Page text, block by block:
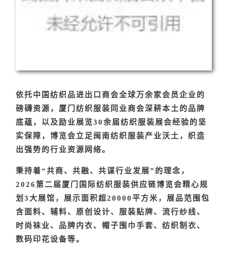
依托中国纺织品进出口商会全球万余家会员企业的
磅礴资源，厦门纺织服装同业商会深耕本土的品牌
底蕴，以及励业展览30余届纺织服装展会经验的坚
实保障，博览会立足闽南纺织服装产业沃土，织造
出强势的行业资源网络。
秉持着“共商、共融、共谋行业发展”的理念，
2026第二届厦门国际纺织服装供应链博览会精心规
划3大展馆，展示面积超20000平方米，展品范围包
含面料、辅料、原创设计、服装贴牌、流行纱线、
时尚袜业、品牌内衣、帽子围巾手套、纺织制衣、
数码印花设备等。